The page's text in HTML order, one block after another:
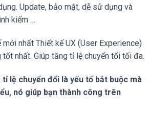
Update, bảo mật, dễ sử dụng và
kiếm …
nhất Thiết kế UX (User Experience)
nhất. Giúp tăng tỉ lệ chuyển tổi tối đa.
lệ chuyển đổi là yếu tố bắt buộc mà
nó giúp bạn thành công trên